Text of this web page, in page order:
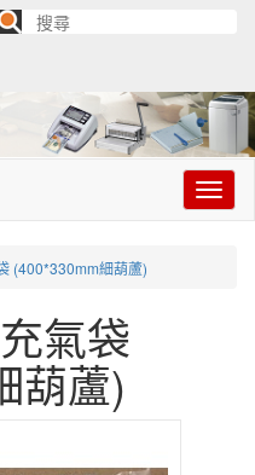
切
换
(400*330mm細葫蘆)
氣袋
葫蘆)